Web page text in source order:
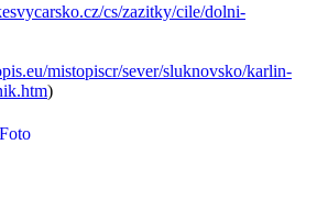
cs/zazitky/cile/dolni-
mistopiscr/sever/sluknovsko/karlin-
)